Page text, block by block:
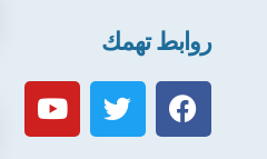
روابط تهمك